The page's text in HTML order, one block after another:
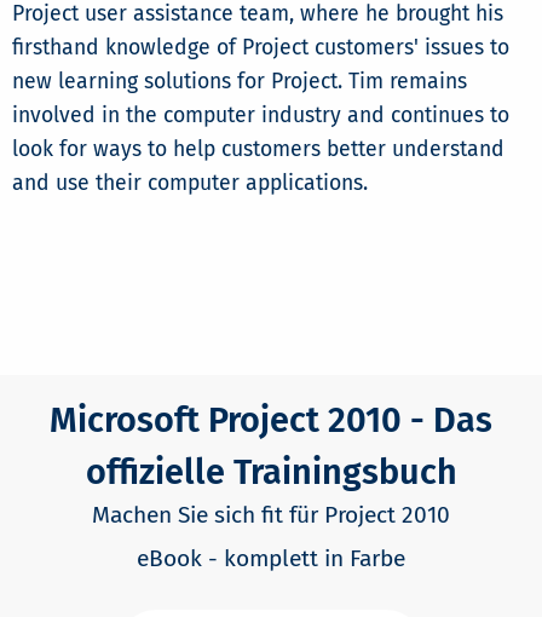
Project user assistance team, where he brought his
firsthand knowledge of Project customers' issues to
new learning solutions for Project. Tim remains
involved in the computer industry and continues to
look for ways to help customers better understand
and use their computer applications.
Microsoft Project 2010 - Das
offizielle Trainingsbuch
Machen Sie sich fit für Project 2010
eBook - komplett in Farbe